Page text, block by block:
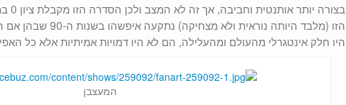
הזו (מלבד היותה נוראית
היו חלק אינטגרלי מהעולם ומהעלילה, הם לא היו דמויות אמיתיות אלא כל
המעצבן